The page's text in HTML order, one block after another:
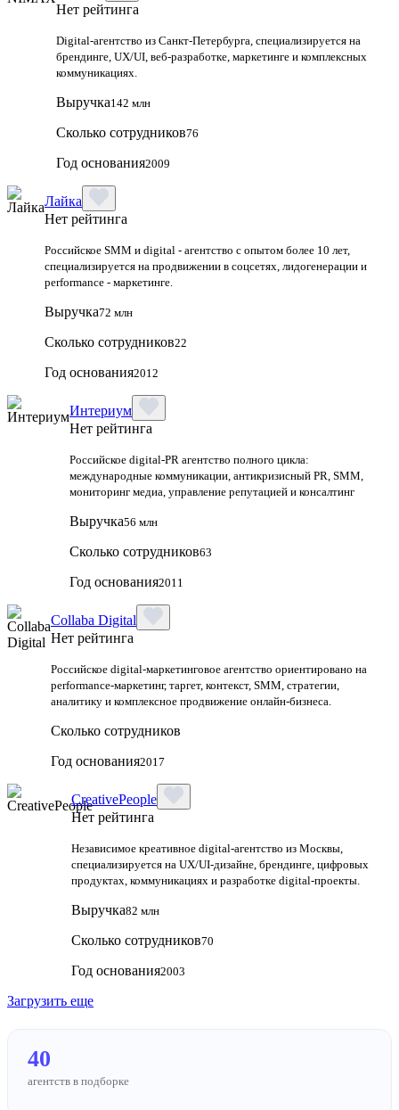
Нет рейтинга
Digital-агентство из Санкт-Петербурга, специализируется на
брендинге, UX/UI, веб-разработке, маркетинге и комплексных
коммуникациях.
Выручка142 млн
Сколько сотрудников76
Год основания2009
Лайка
Нет рейтинга
Российское SMM и digital - агентство с опытом более 10 лет,
специализируется на продвижении в соцсетях, лидогенерации и
performance - маркетинге.
Выручка72 млн
Сколько сотрудников22
Год основания2012
Интериум
Нет рейтинга
Российское digital-PR агентство полного цикла:
международные коммуникации, антикризисный PR, SMM,
мониторинг медиа, управление репутацией и консалтинг
Выручка56 млн
Сколько сотрудников63
Год основания2011
Collaba Digital
Нет рейтинга
Российское digital-маркетинговое агентство ориентировано на
performance-маркетинг, таргет, контекст, SMM, стратегии,
аналитику и комплексное продвижение онлайн-бизнеса.
Сколько сотрудников
Год основания2017
CreativePeople
Нет рейтинга
Независимое креативное digital‑агентство из Москвы,
специализируется на UX/UI‑дизайне, брендинге, цифровых
продуктах, коммуникациях и разработке digital‑проекты.
Выручка82 млн
Сколько сотрудников70
Год основания2003
Загрузить еще
40
агентств в подборке